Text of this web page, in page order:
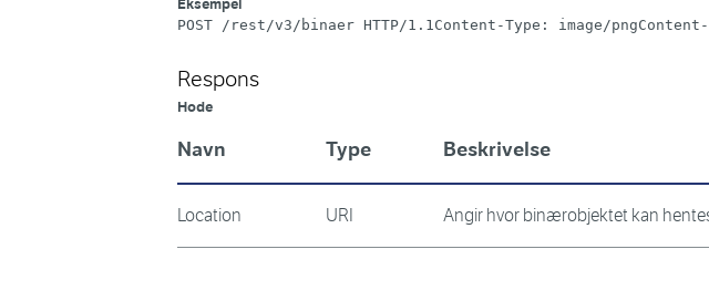
Eksempel
POST /rest/v3/binaer HTTP/1.1Content-Type: image/
Respons
Hode
Navn Type Beskrivelse
Location URI Angir hvor binærobjektet kan